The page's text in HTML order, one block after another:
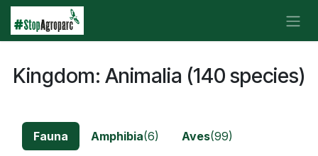
Se rendre au contenu
Kingdom: Animalia (140 species)
Fauna Amphibia(6) Aves(99)